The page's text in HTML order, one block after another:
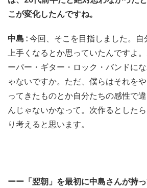
こが変化したんですね。
中島 :今回、そこを目指しました。
上手くなるとか思っていたんですよ
ーパー・ギター・ロック・バンドに
ゃないですか。ただ、僕らはそれを
ってきたものとか自分たちの感性で
んじゃないかなって。次作るとした
り考えると思います。
ーー「翌朝」を最初に中島さんが持